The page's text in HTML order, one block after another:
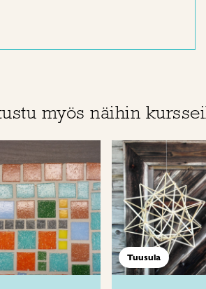
myös näihin
Tuusula